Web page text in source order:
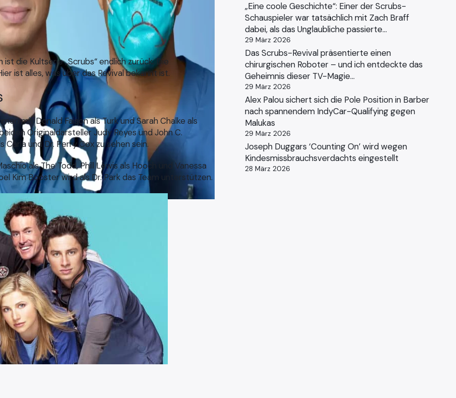
die Kultserie „Scrubs“ endlich zurück. Die
ist alles, was über das Revival bekannt ist.
mit Donald Faison als Turk und Sarah Chalke als
Originaldarsteller Judy Reyes und John C.
und Dr. Perry Cox zu sehen sein.
als The Todd, Phill Lewis als Hooch und Vanessa
Kim Booster wird als Dr. Park das Team unterstützen.
„Eine coole Geschichte“: Einer der Scrubs-
Schauspieler war tatsächlich mit Zach Braff
dabei, als das Unglaubliche passierte…
29 März 2026
Das Scrubs-Revival präsentierte einen
chirurgischen Roboter – und ich entdeckte das
Geheimnis dieser TV-Magie…
29 März 2026
Alex Palou sichert sich die Pole Position in Barber
nach spannendem IndyCar-Qualifying gegen
Malukas
29 März 2026
Joseph Duggars ‘Counting On’ wird wegen
Kindesmissbrauchsverdachts eingestellt
28 März 2026